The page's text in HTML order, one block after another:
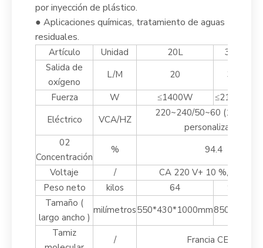
por inyección de plástico.
● Aplicaciones químicas, tratamiento de aguas
residuales.
Artículo Unidad 20L
30L
Salida de
oxígeno
L/M 20
30
Fuerza
W ≤1400W ≤2120W
Eléctrico
VCA/HZ
220~240/50~60 (110v/
personalizado)
02
Concentración
%
94.4
Voltaje
/
CA 220 V+ 10 %, 50/60
Peso neto
kilos 64
98
Tamaño (
largo ancho )
milímetros550*430*1000mm
Tamiz
/ Francia CECA